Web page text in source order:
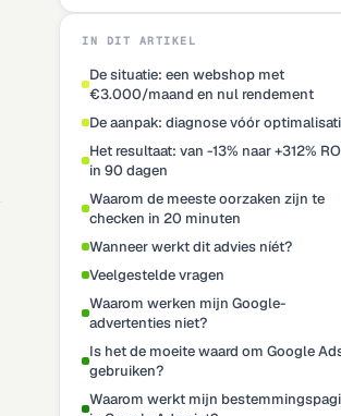
IN DIT ARTIKEL
De situatie: een webshop met
€3.000/maand en nul rendement
De aanpak: diagnose vóór
Het resultaat: van -13% naar +312%
in 90 dagen
Waarom de meeste oorzaken zijn te
checken in 20 minuten
Wanneer werkt dit advies níét?
Veelgestelde vragen
Waarom werken mijn Google-
advertenties niet?
Is het de moeite waard om Google
gebruiken?
Waarom werkt mijn